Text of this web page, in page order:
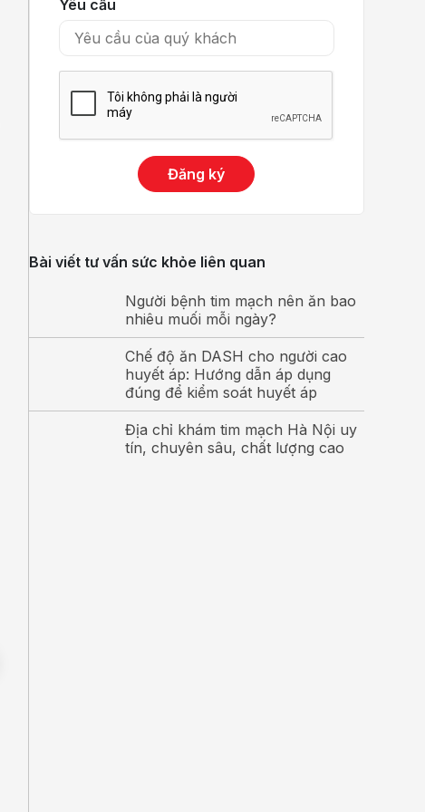
Yêu cầu
Đăng ký
Bài viết tư vấn sức khỏe liên quan
Người bệnh tim mạch nên ăn bao
nhiêu muối mỗi ngày?
Chế độ ăn DASH cho người cao
huyết áp: Hướng dẫn áp dụng
đúng để kiểm soát huyết áp
Địa chỉ khám tim mạch Hà Nội uy
tín, chuyên sâu, chất lượng cao